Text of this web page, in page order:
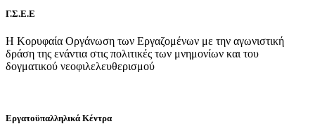
Γ.Σ.Ε.Ε
Η Κορυφαία Οργάνωση των Εργαζομένων με την αγωνιστική
δράση της ενάντια στις πολιτικές των μνημονίων και του
δογματικού νεοφιλελευθερισμού
Εργατοϋπαλληλικά Κέντρα